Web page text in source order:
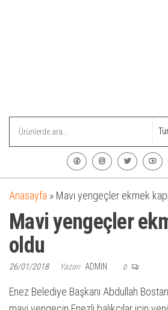
Anasayfa » Mavi yengeçler ekmek
Mavi yengeçler
oldu
26/01/2018 Yazarı ADMIN 0
Enez Belediye Başkanı Abdullah